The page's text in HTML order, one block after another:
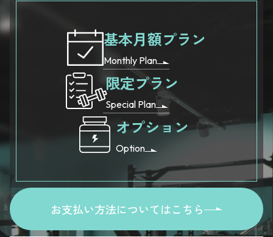
基本月額プラン
Monthly Plan
限定プラン
Special Plan
オプション
Option
お支払い方法についてはこちら